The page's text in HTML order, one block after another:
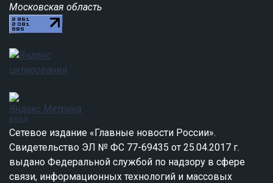
Московская область
вход
Сетевое издание «Главные новости России».
Свидетельство ЭЛ № ФС 77-69435 от 25.04.2017 г.
выдано Федеральной службой по надзору в сфере
связи, информационных технологий и массовых